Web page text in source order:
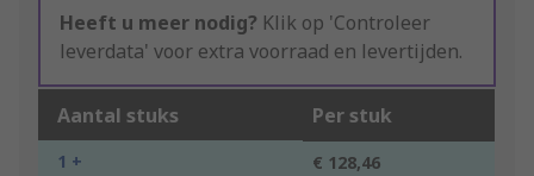
Heeft u meer nodig? Klik op 'Controleer
leverdata' voor extra voorraad en levertijden.
Aantal stuks Per stuk
1 + € 128,46